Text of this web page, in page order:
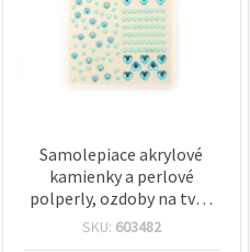
Samolepiace akrylové
kamienky a perlové
polperly, ozdoby na tvár,
modrá - 124 ks
SKU: 603482